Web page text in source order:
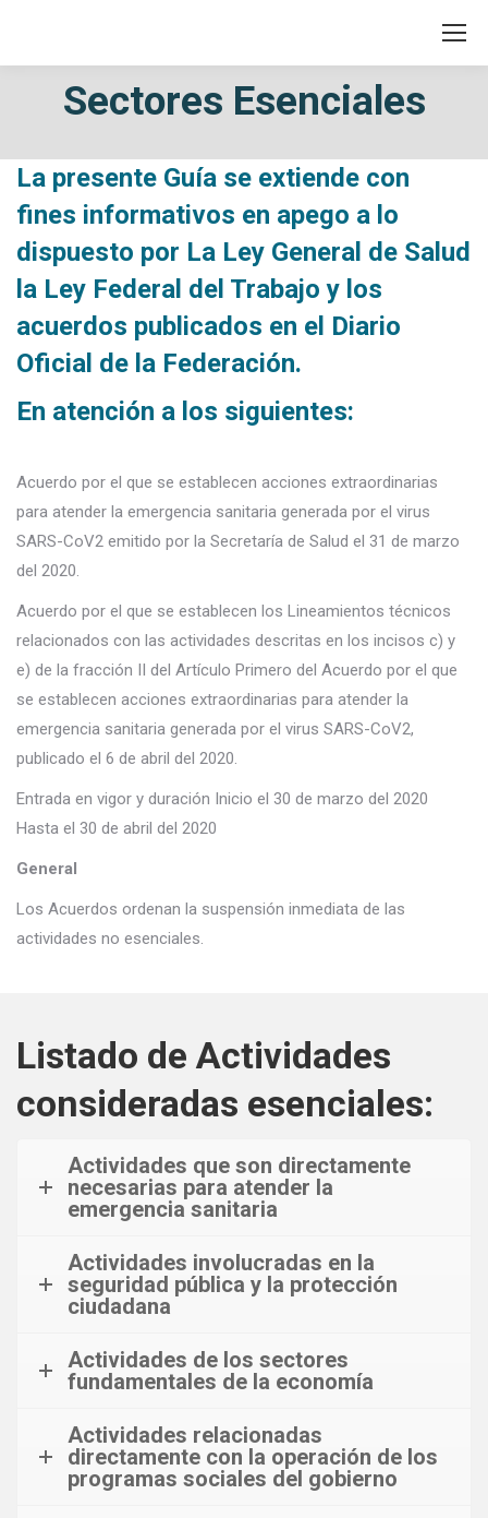
Sectores Esenciales
La presente Guía se extiende con
fines informativos en apego a lo
dispuesto por La Ley General de Salud
la Ley Federal del Trabajo y los
acuerdos publicados en el Diario
Oficial de la Federación.
En atención a los siguientes:
Acuerdo por el que se establecen acciones extraordinarias
para atender la emergencia sanitaria generada por el virus
SARS-CoV2 emitido por la Secretaría de Salud el 31 de marzo
del 2020.
Acuerdo por el que se establecen los Lineamientos técnicos
relacionados con las actividades descritas en los incisos c) y
e) de la fracción II del Artículo Primero del Acuerdo por el que
se establecen acciones extraordinarias para atender la
emergencia sanitaria generada por el virus SARS-CoV2,
publicado el 6 de abril del 2020.
Entrada en vigor y duración Inicio el 30 de marzo del 2020
Hasta el 30 de abril del 2020
General
Los Acuerdos ordenan la suspensión inmediata de las
actividades no esenciales.
Listado de Actividades
consideradas esenciales:
Actividades que son directamente
necesarias para atender la
emergencia sanitaria
Actividades involucradas en la
seguridad pública y la protección
ciudadana
Actividades de los sectores
fundamentales de la economía
Actividades relacionadas
directamente con la operación de los
programas sociales del gobierno